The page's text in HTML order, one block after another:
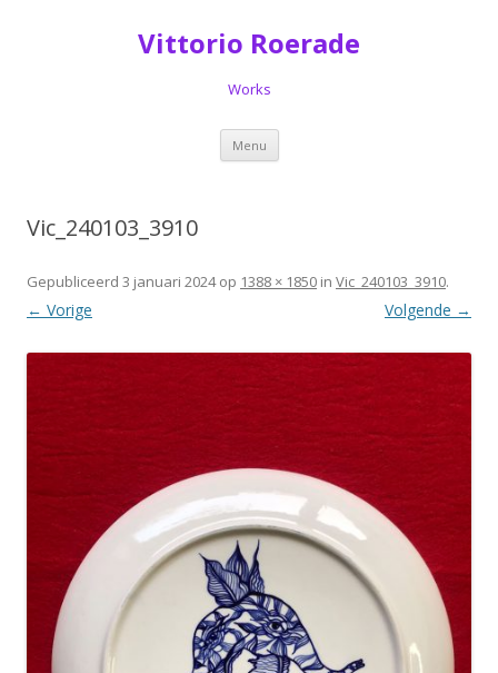
Vittorio Roerade
Works
Menu Spring
de
Vic_240103_3910
Gepubliceerd 3 januari 2024op 1388 × 1850 in Vic_240103_3910.
← Vorige Volgende →